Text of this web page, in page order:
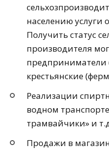
населению услуги
Получить статус
производителя
предприниматели
крестьянские
Реализации
водном
трамвайчики» и
Продажи в